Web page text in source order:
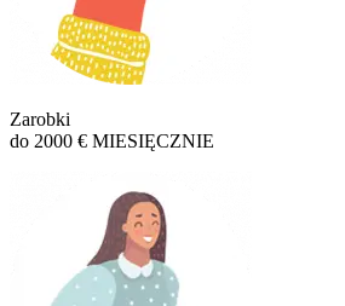
Zarobki
do 2000 € MIESIĘCZNIE